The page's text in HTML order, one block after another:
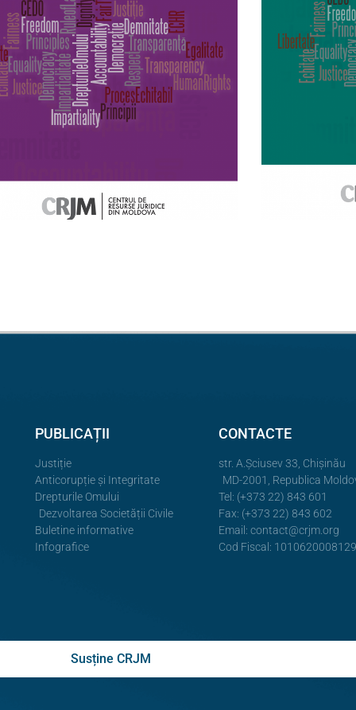
PUBLICAȚII
Justiție
Anticorupție și Integritate
Drepturile Omului
Dezvoltarea Societății Civile
Buletine informative
Infografice
CONTACTE
str. A.Şciusev 33, Chișinău
MD-2001, Republica
Tel: (+373 22) 843 601
Fax: (+373 22) 843 602
Email: contact@crjm.org
Cod Fiscal: 1010620008129
Susține CRJM